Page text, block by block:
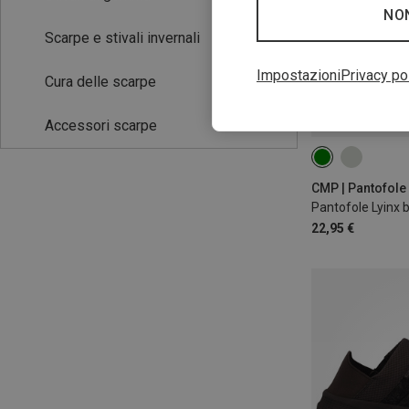
Scarpe e stivali invernali
Cura delle scarpe
Accessori scarpe
CMP |
Pantofole Lyinx
22,95 €
30|31
ImpostazioniPrivacy